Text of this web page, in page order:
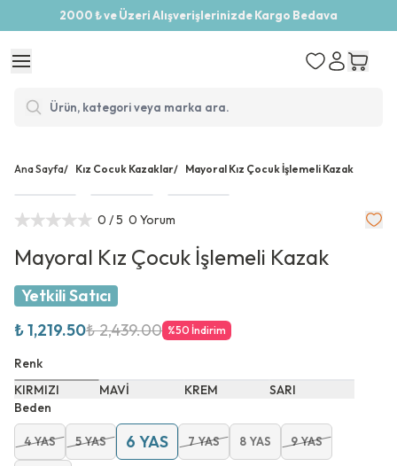
2000 ₺ ve Üzeri Alışverişlerinizde Kargo Bedava
Ana Sayfa/ Kız Cocuk Kazaklar/ Mayoral Kız Çocuk İşlemeli Kazak
0 / 5 0 Yorum
Mayoral Kız Çocuk İşlemeli Kazak
Yetkili Satıcı
₺ 1,219.50₺ 2,439.00 %50 İndirim
Renk
KIRMIZI
MAVİ KREM
SARI
Beden
4 YAS 5 YAS 6 YAS 7 YAS 8 YAS 9 YAS